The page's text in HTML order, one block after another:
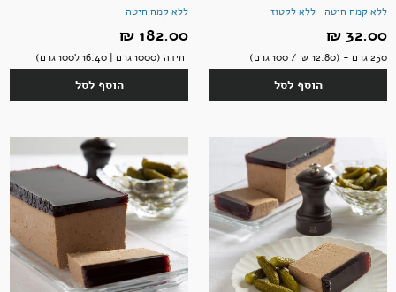
ללא קמח חיטה
ללא לקטוז
32.00 ‏₪
250 גרם - (12.80 ‏₪ / 100 גרם)
הוסף לסל
ללא קמח חיטה
182.00 ‏₪
יחידה (1000 גרם | 16.40 ל100 גרם)
הוסף לסל